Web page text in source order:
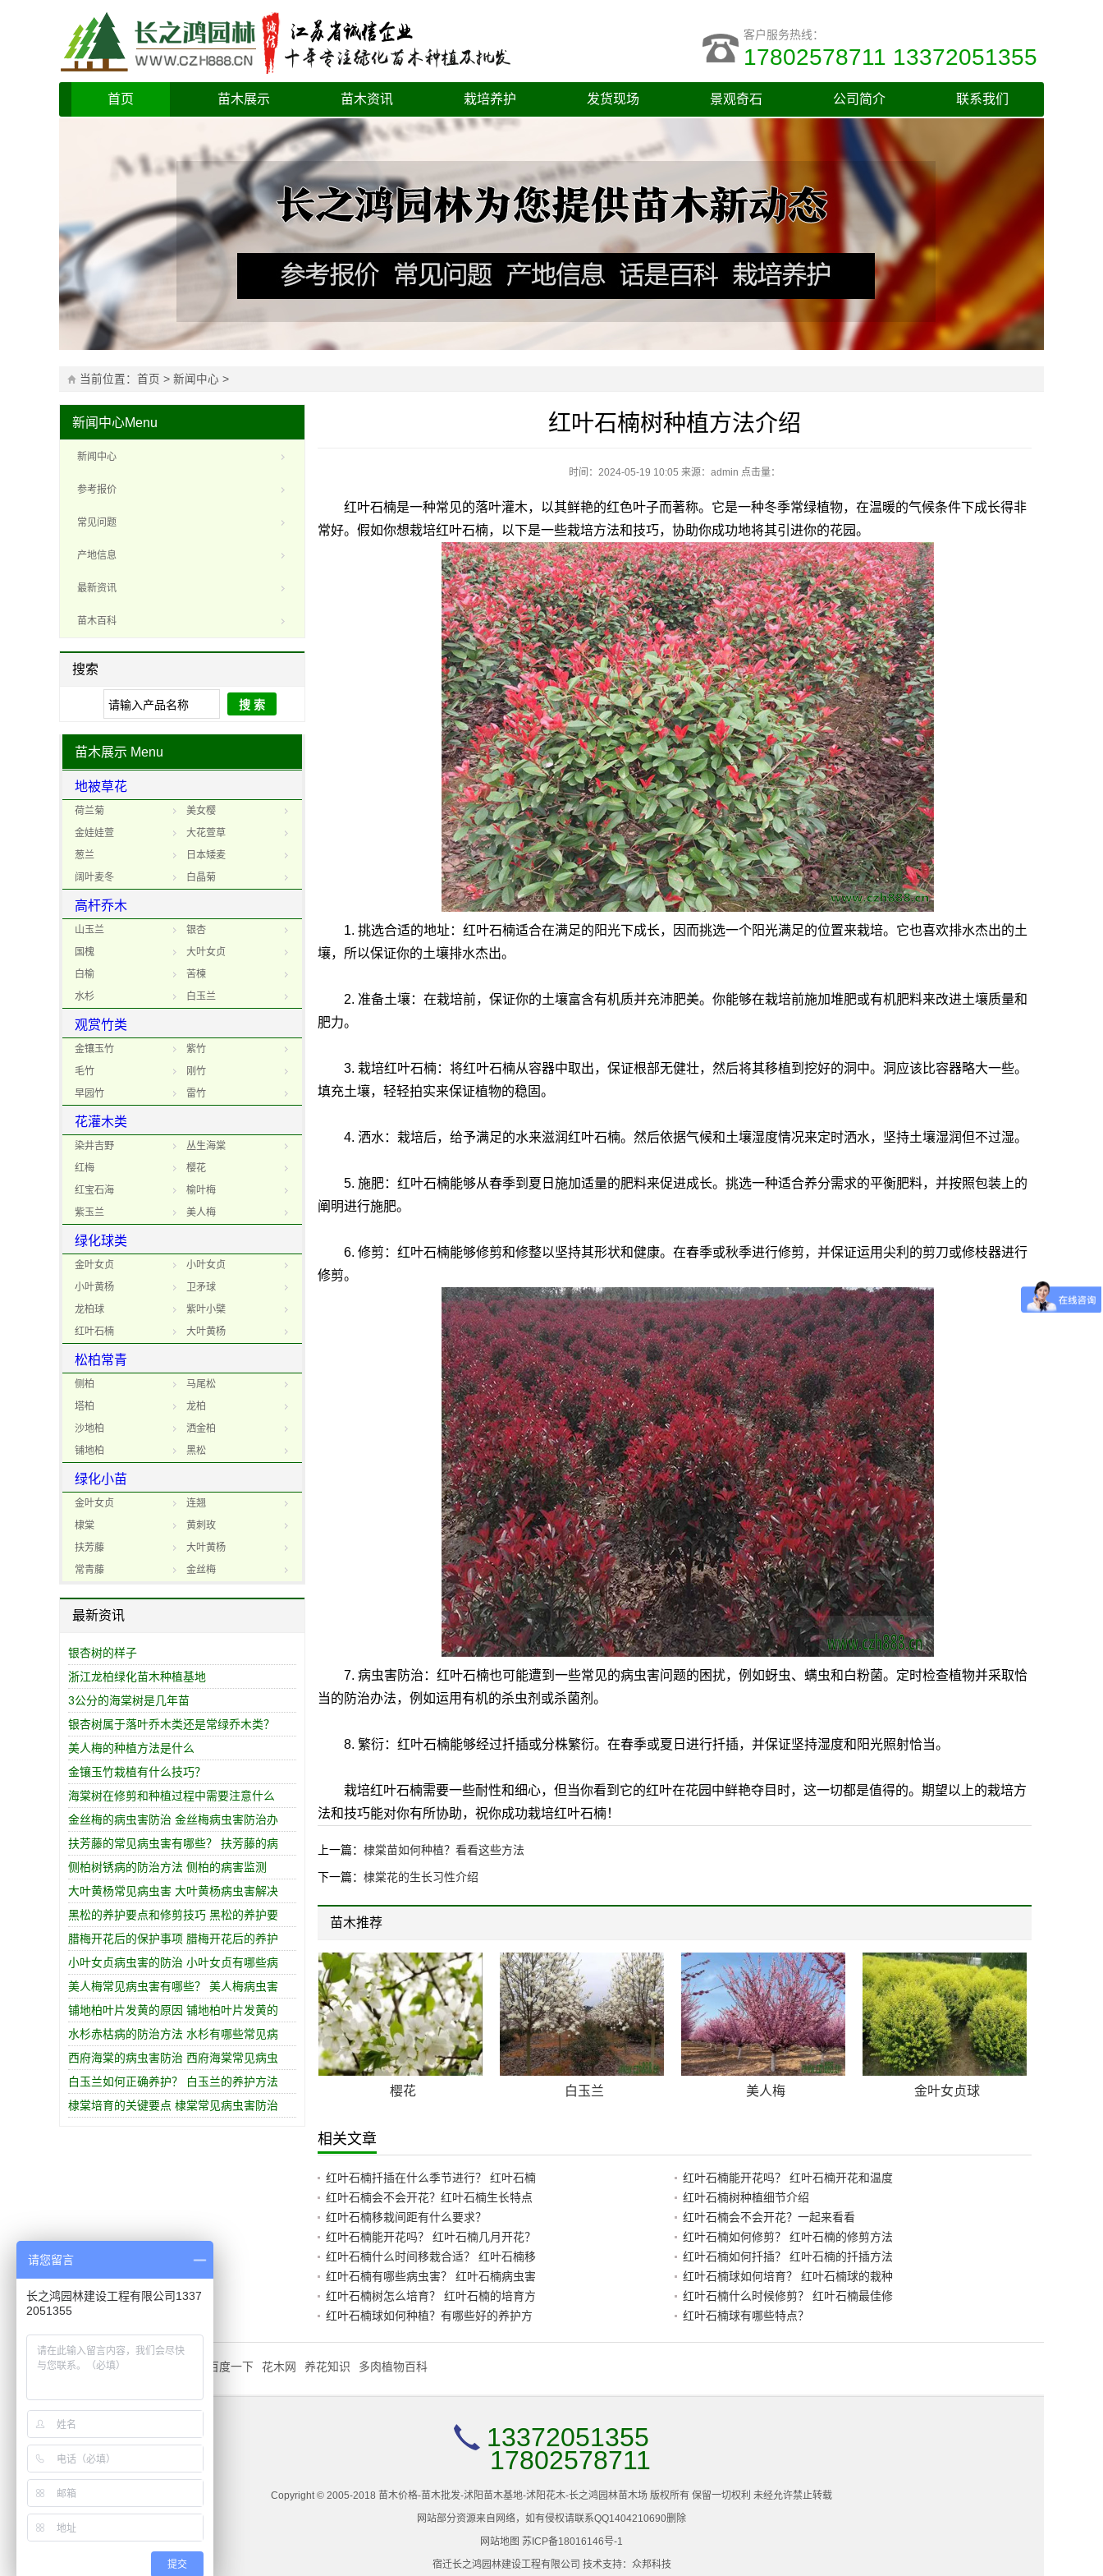
客户服务热线：
17802578711 13372051355
首页 苗木展示 苗木资讯 栽培养护 发货现场 景观奇石 公司简介 联系我们
当前位置： 首页 > 新闻中心 >
新闻中心Menu
新闻中心
参考报价
常见问题
产地信息
最新资讯
苗木百科
搜索
苗木展示 Menu
地被草花
荷兰菊
美女樱
金娃娃萱
大花萱草
葱兰
日本矮麦
阔叶麦冬
白晶菊
高杆乔木
山玉兰
银杏
国槐
大叶女贞
白榆
苦楝
水杉
白玉兰
观赏竹类
金镶玉竹
紫竹
毛竹
刚竹
早园竹
雷竹
花灌木类
染井吉野
丛生海棠
红梅
樱花
红宝石海
榆叶梅
紫玉兰
美人梅
绿化球类
金叶女贞
小叶女贞
小叶黄杨
卫矛球
龙柏球
紫叶小檗
红叶石楠
大叶黄杨
松柏常青
侧柏
马尾松
塔柏
龙柏
沙地柏
洒金柏
铺地柏
黑松
绿化小苗
金叶女贞
连翘
棣棠
黄刺玫
扶芳藤
大叶黄杨
常青藤
金丝梅
最新资讯
银杏树的样子
浙江龙柏绿化苗木种植基地
3公分的海棠树是几年苗
银杏树属于落叶乔木类还是常绿乔木类？
美人梅的种植方法是什么
金镶玉竹栽植有什么技巧？
海棠树在修剪和种植过程中需要注意什么
金丝梅的病虫害防治 金丝梅病虫害防治办
扶芳藤的常见病虫害有哪些？ 扶芳藤的病
侧柏树锈病的防治方法 侧柏的病害监测
大叶黄杨常见病虫害 大叶黄杨病虫害解决
黑松的养护要点和修剪技巧 黑松的养护要
腊梅开花后的保护事项 腊梅开花后的养护
小叶女贞病虫害的防治 小叶女贞有哪些病
美人梅常见病虫害有哪些？ 美人梅病虫害
铺地柏叶片发黄的原因 铺地柏叶片发黄的
水杉赤枯病的防治方法 水杉有哪些常见病
西府海棠的病虫害防治 西府海棠常见病虫
白玉兰如何正确养护？ 白玉兰的养护方法
棣棠培育的关键要点 棣棠常见病虫害防治
红叶石楠树种植方法介绍
时间：2024-05-19 10:05 来源：admin 点击量：
红叶石楠是一种常见的落叶灌木，以其鲜艳的红色叶子而著称。它是一种冬季常绿植物，在温暖的气候条件下成长得非
常好。假如你想栽培红叶石楠，以下是一些栽培方法和技巧，协助你成功地将其引进你的花园。
1. 挑选合适的地址：红叶石楠适合在满足的阳光下成长，因而挑选一个阳光满足的位置来栽培。它也喜欢排水杰出的土
壤，所以保证你的土壤排水杰出。
2. 准备土壤：在栽培前，保证你的土壤富含有机质并充沛肥美。你能够在栽培前施加堆肥或有机肥料来改进土壤质量和
肥力。
3. 栽培红叶石楠：将红叶石楠从容器中取出，保证根部无健壮，然后将其移植到挖好的洞中。洞应该比容器略大一些。
填充土壤，轻轻拍实来保证植物的稳固。
4. 洒水：栽培后，给予满足的水来滋润红叶石楠。然后依据气候和土壤湿度情况来定时洒水，坚持土壤湿润但不过湿。
5. 施肥：红叶石楠能够从春季到夏日施加适量的肥料来促进成长。挑选一种适合养分需求的平衡肥料，并按照包装上的
阐明进行施肥。
6. 修剪：红叶石楠能够修剪和修整以坚持其形状和健康。在春季或秋季进行修剪，并保证运用尖利的剪刀或修枝器进行
修剪。
7. 病虫害防治：红叶石楠也可能遭到一些常见的病虫害问题的困扰，例如蚜虫、螨虫和白粉菌。定时检查植物并采取恰
当的防治办法，例如运用有机的杀虫剂或杀菌剂。
8. 繁衍：红叶石楠能够经过扦插或分株繁衍。在春季或夏日进行扦插，并保证坚持湿度和阳光照射恰当。
栽培红叶石楠需要一些耐性和细心，但当你看到它的红叶在花园中鲜艳夺目时，这一切都是值得的。期望以上的栽培方
法和技巧能对你有所协助，祝你成功栽培红叶石楠！
上一篇： 棣棠苗如何种植？看看这些方法
下一篇： 棣棠花的生长习性介绍
苗木推荐
金叶女贞球 樱花 白玉兰 美人梅 金叶女贞球
相关文章
红叶石楠扦插在什么季节进行？ 红叶石楠
红叶石楠能开花吗？ 红叶石楠开花和温度
红叶石楠会不会开花？红叶石楠生长特点
红叶石楠树种植细节介绍
红叶石楠移栽间距有什么要求？
红叶石楠会不会开花？一起来看看
红叶石楠能开花吗？ 红叶石楠几月开花？
红叶石楠如何修剪？ 红叶石楠的修剪方法
红叶石楠什么时间移栽合适？ 红叶石楠移
红叶石楠如何扦插？ 红叶石楠的扦插方法
红叶石楠有哪些病虫害？ 红叶石楠病虫害
红叶石楠球如何培育？ 红叶石楠球的栽种
红叶石楠树怎么培育？ 红叶石楠的培育方
红叶石楠什么时候修剪？ 红叶石楠最佳修
红叶石楠球如何种植？有哪些好的养护方
红叶石楠球有哪些特点？
友情链接QQ:1404210690 百度一下 花木网 养花知识 多肉植物百科
13372051355
17802578711
Copyright © 2005-2018 苗木价格-苗木批发-沭阳苗木基地-沭阳花木-长之鸿园林苗木场 版权所有 保留一切权利 未经允许禁止转载
网站部分资源来自网络，如有侵权请联系QQ1404210690删除
网站地图 苏ICP备18016146号-1
宿迁长之鸿园林建设工程有限公司 技术支持： 众邦科技
请您留言
长之鸿园林建设工程有限公司1337
2051355
提交